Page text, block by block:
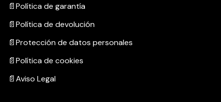
📄Política de garantía
📄Política de devolución
📄Protección de datos personales
📄Política de cookies
📄Aviso Legal